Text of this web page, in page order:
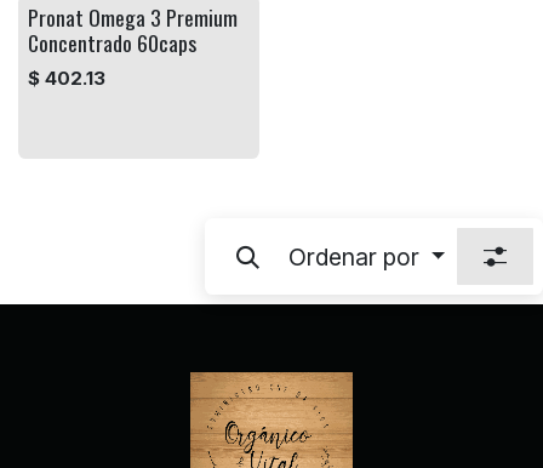
Pronat Omega 3 Premium
Concentrado 60caps
$ 402.13
Ordenar por